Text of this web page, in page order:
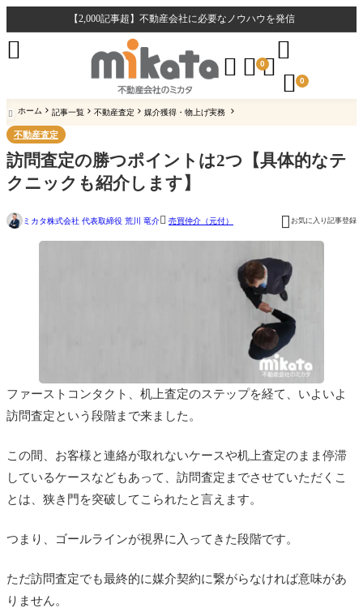
【2,000記事超】不動産会社に必要なノウハウを発信
  0

 0

 ホーム 記事一覧 不動産査定 媒介獲得・物上げ実務
不動産査定
訪問査定の勝つポイントは2つ【具体的なテ
クニックも紹介します】
ミカタ株式会社 代表取締役 荒川 竜介 売買仲介（元付）  お気に入り記事登録
ファーストコンタクト、机上査定のステップを経て、いよいよ
訪問査定という段階まで来ました。
この間、お客様と連絡が取れないケースや机上査定のまま停滞
しているケースなどもあって、訪問査定までさせていただくこ
とは、狭き門を突破してこられたと言えます。
つまり、ゴールラインが視界に入ってきた段階です。
ただ訪問査定でも最終的に媒介契約に繋がらなければ意味があ
りません。